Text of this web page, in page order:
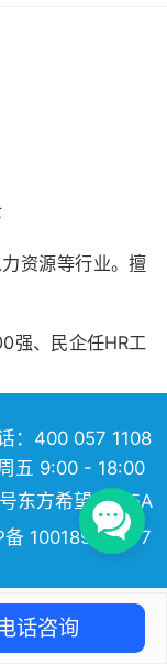
资源等行业。擅
、民企任HR工
：400 057 1108
五 9:00 - 18:00
东方希望大厦5A
备 10018957号-7
话咨询